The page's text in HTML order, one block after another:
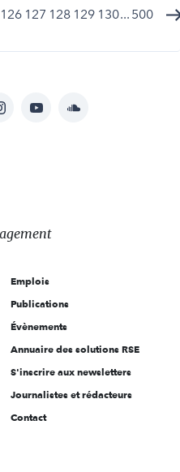
126 127 128 129 130... 500
YouTubeSoundcloud
Emplois
Publications
Évènements
Annuaire des solutions RSE
S'inscrire aux newsletters
Journalistes et rédacteurs
Contact